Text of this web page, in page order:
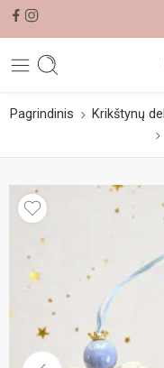
Pagrindinis Krikštynų